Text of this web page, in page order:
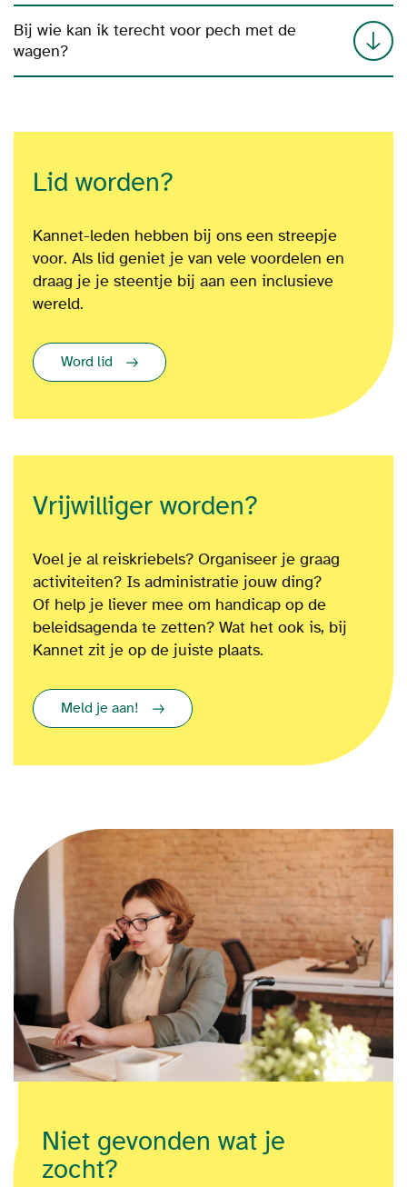
Bij wie kan ik terecht voor pech met de
wagen?
Lid worden?
Kannet-leden hebben bij ons een streepje
voor. Als lid geniet je van vele voordelen en
draag je je steentje bij aan een inclusieve
wereld.
Word lid
Vrijwilliger worden?
Voel je al reiskriebels? Organiseer je graag
activiteiten? Is administratie jouw ding?
Of help je liever mee om handicap op de
beleidsagenda te zetten? Wat het ook is, bij
Kannet zit je op de juiste plaats.
Meld je aan!
Niet gevonden wat je
zocht?